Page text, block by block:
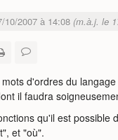
10/2007 à 14:08 (m.à.j. le
d'ordres du
il faudra
qu'il est
et "où".